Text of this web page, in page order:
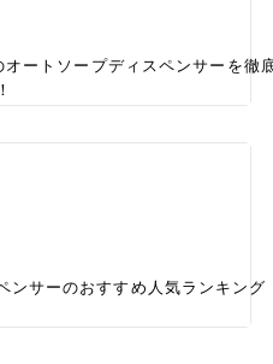
ートソープディスペンサーを徹
ンサーのおすすめ人気ランキン